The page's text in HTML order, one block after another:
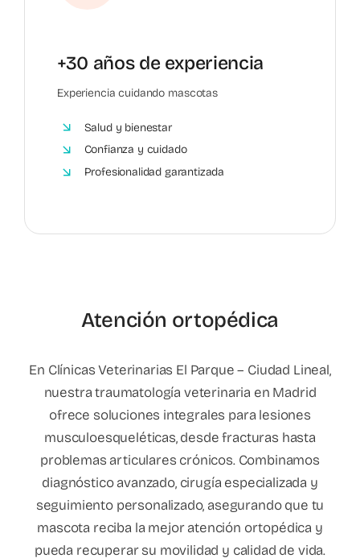
+30 años de experiencia
Experiencia cuidando mascotas
Salud y bienestar
Confianza y cuidado
Profesionalidad garantizada
Atención ortopédica
En Clínicas Veterinarias El Parque – Ciudad Lineal,
nuestra traumatología veterinaria en Madrid
ofrece soluciones integrales para lesiones
musculoesqueléticas, desde fracturas hasta
problemas articulares crónicos. Combinamos
diagnóstico avanzado, cirugía especializada y
seguimiento personalizado, asegurando que tu
mascota reciba la mejor atención ortopédica y
pueda recuperar su movilidad y calidad de vida.